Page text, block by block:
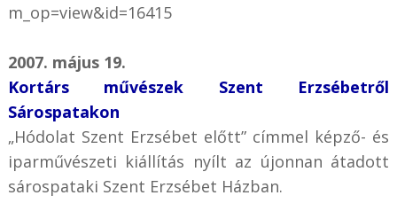
m_op=view&id=16415
2007. május 19.
Kortárs művészek Szent Erzsébetről
Sárospatakon
„Hódolat Szent Erzsébet előtt” címmel képző- és
iparművészeti kiállítás nyílt az újonnan átadott
sárospataki Szent Erzsébet Házban.